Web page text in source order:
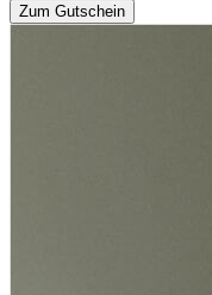
Zum Gutschein